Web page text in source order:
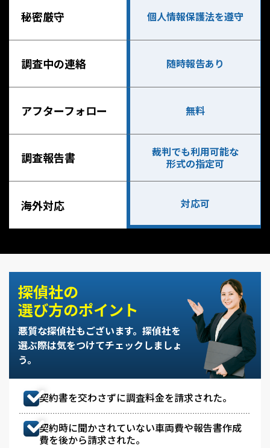
秘密厳守 個人情報保護法を遵守
調査中の連絡 随時報告あり
アフターフォロー 無料
調査報告書
裁判でも利用可能な
形式の指定可
海外対応 対応可
探偵社の
選び方のポイント
悪質な探偵社もございます。 探偵社を
選ぶ際は気をつけてチェックしましょ
う。
契約書を交わさずに調査料金を請求された。
契約時に聞かされていない車両費や報告書作成
費を後から請求された。